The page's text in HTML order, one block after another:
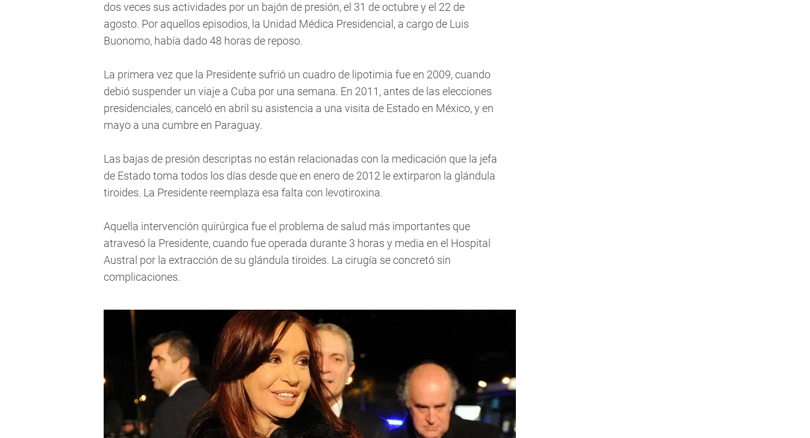
dos veces sus actividades por un bajón de presión, el 31 de octubre y el 22 de
agosto. Por aquellos episodios, la Unidad Médica Presidencial, a cargo de Luis
Buonomo, había dado 48 horas de reposo.
La primera vez que la Presidente sufrió un cuadro de lipotimia fue en 2009, cuando
debió suspender un viaje a Cuba por una semana. En 2011, antes de las elecciones
presidenciales, canceló en abril su asistencia a una visita de Estado en México, y en
mayo a una cumbre en Paraguay.
Las bajas de presión descriptas no están relacionadas con la medicación que la jefa
de Estado toma todos los días desde que en enero de 2012 le extirparon la glándula
tiroides. La Presidente reemplaza esa falta con levotiroxina.
Aquella intervención quirúrgica fue el problema de salud más importantes que
atravesó la Presidente, cuando fue operada durante 3 horas y media en el Hospital
Austral por la extracción de su glándula tiroides. La cirugía se concretó sin
complicaciones.